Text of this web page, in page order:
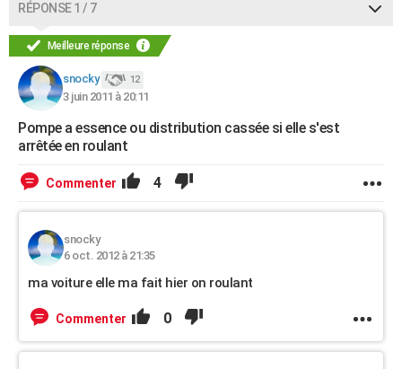
Carte de Noël
Carte Bonne année
Carte Saint-Valentin
Carte Pâques
Carte d'anniversaire
DICTIONNAIRE
Dictionnaire
Biographies
Citations
Expressions
Proverbes
PROGRAMME TV
COPAINS D'AVANT
S'inscrire
Se connecter
Lycées
Collèges
Primaires
Universités
Entreprises
Service militaire
Avis de recherche
AVIS DE DÉCÈS
Bricolage
Lifestyle
Culture
SportAuto
Television
Voyage
Cinema
RÉPONSE 1 / 7
Meilleure réponse
snocky 12
3 juin 2011 à 20:11
Pompe a essence ou distribution cassée si elle s'est
arrêtée en roulant
Commenter 4
snocky
6 oct. 2012 à 21:35
ma voiture elle ma fait hier on roulant
Commenter 0